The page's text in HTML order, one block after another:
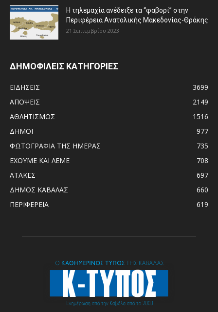
Η τηλεμαχία ανέδειξε τα “φαβορί” στην
Περιφέρεια Ανατολικής Μακεδονίας-Θράκης
21 Σεπτεμβρίου 2023
ΔΗΜΟΦΙΛΕΙΣ ΚΑΤΗΓΟΡΙΕΣ
ΕΙΔΗΣΕΙΣ
3699
ΑΠΟΨΕΙΣ
2149
ΑΘΛΗΤΙΣΜΟΣ
1516
ΔΗΜΟΙ
977
ΦΩΤΟΓΡΑΦΙΑ ΤΗΣ ΗΜΕΡΑΣ
735
ΕΧΟΥΜΕ ΚΑΙ ΛΕΜΕ
708
ΑΤΑΚΕΣ
697
ΔΗΜΟΣ ΚΑΒΑΛΑΣ
660
ΠΕΡΙΦΕΡΕΙΑ
619